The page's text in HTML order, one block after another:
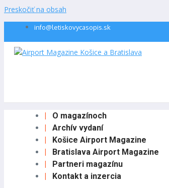
Preskočiť na obsah
info@letiskovycasopis.sk
O magazínoch
Archív vydaní
Košice Airport Magazine
Bratislava Airport Magazine
Partneri magazínu
Kontakt a inzercia